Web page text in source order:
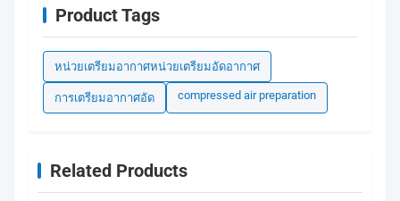
Product Tags
หน่วยเตรียมอากาศหน่วยเตรียมอัดอากาศ
การเตรียมอากาศอัด compressed air preparation
Related Products